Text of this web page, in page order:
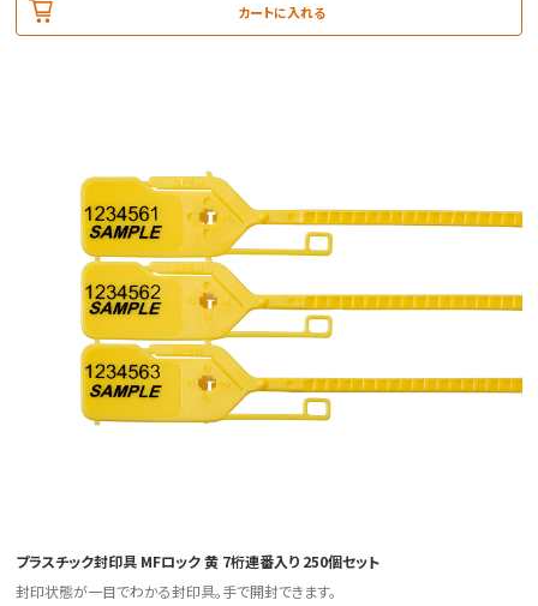
カートに入れる
プラスチック封印具 MFロック 黄 7桁連番入り 250個セット
封印状態が一目でわかる封印具。手で開封できます。